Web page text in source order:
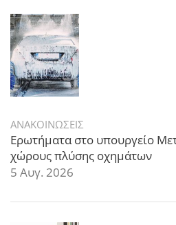
ΑΝΑΚΟΙΝΩΣΕΙΣ
Ερωτήματα στο υπουργείο
χώρους πλύσης οχημάτων
5 Αυγ. 2026